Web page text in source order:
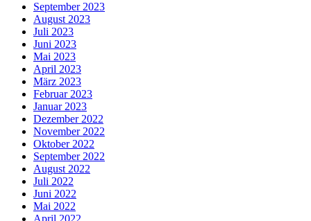
September 2023
August 2023
Juli 2023
Juni 2023
Mai 2023
April 2023
März 2023
Februar 2023
Januar 2023
Dezember 2022
November 2022
Oktober 2022
September 2022
August 2022
Juli 2022
Juni 2022
Mai 2022
April 2022